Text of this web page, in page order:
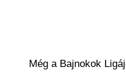
Még a Bajnokok